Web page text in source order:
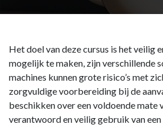
Het doel van deze cursus is het veilig
mogelijk te maken, zijn verschillende
machines kunnen grote risico’s met
zorgvuldige voorbereiding bij de
beschikken over een voldoende mate
verantwoord en veilig gebruik van een